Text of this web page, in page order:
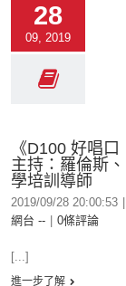
28
09, 2019
《D100 好唱
主持：羅倫斯
學培訓導師
2019/09/28 20:00:53
網台 --
0條評論
[...]
進一步了解